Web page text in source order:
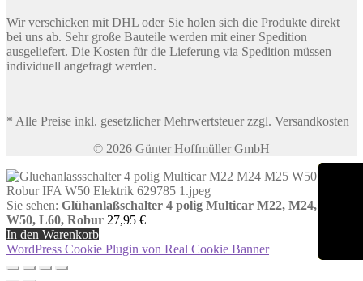
Wir verschicken mit DHL oder Sie holen sich die Produkte direkt
bei uns ab. Sehr große Bauteile werden mit einer Spedition
ausgeliefert. Die Kosten für die Lieferung via Spedition müssen
individuell angefragt werden.
* Alle Preise inkl. gesetzlicher Mehrwertsteuer zzgl. Versandkosten
© 2026 Günter Hoffmüller GmbH
Sie sehen: Glühanlaßschalter 4 polig Multicar M22, M24, M25,
W50, L60, Robur 27,95 €
In den Warenkorb
WordPress Cookie Plugin von Real Cookie Banner